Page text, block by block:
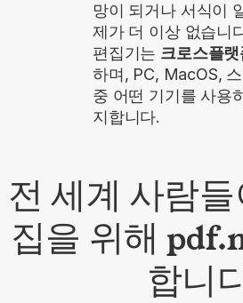
망이 되거나 서식이
제가 더 이상 없습니
편집기는 크로스플
하며, PC, MacOS,
중 어떤 기기를 사용
지합니다.
전 세계 사람
집을 위해
합니